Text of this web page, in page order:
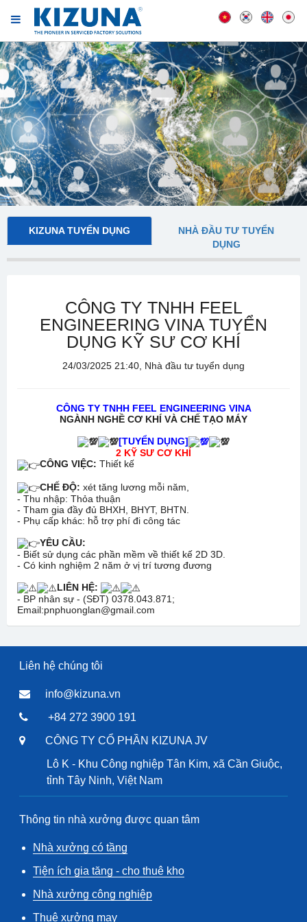
KIZUNA TUYỂN DỤNG
NHÀ ĐẦU TƯ TUYỂN
DỤNG
CÔNG TY TNHH FEEL
ENGINEERING VINA TUYỂN
DỤNG KỸ SƯ CƠ KHÍ
24/03/2025 21:40, Nhà đầu tư tuyển dụng
CÔNG TY TNHH FEEL ENGINEERING VINA
NGÀNH NGHỀ CƠ KHÍ VÀ CHẾ TẠO MÁY
[TUYỂN DỤNG]
2 KỸ SƯ CƠ KHÍ
CÔNG VIỆC: Thiết kế
CHẾ ĐỘ: xét tăng lương mỗi năm,
- Thu nhập: Thỏa thuận
- Tham gia đầy đủ BHXH, BHYT, BHTN.
- Phụ cấp khác: hỗ trợ phí đi công tác
YÊU CẦU:
- Biết sử dụng các phần mềm về thiết kế 2D 3D.
- Có kinh nghiệm 2 năm ở vị trí tương đương
LIÊN HỆ:
- BP nhân sự - (SĐT) 0378.043.871;
Email:pnphuonglan@gmail.com
Liên hệ chúng tôi
info@kizuna.vn
+84 272 3900 191
CÔNG TY CỔ PHẦN KIZUNA JV
Lô K - Khu Công nghiệp Tân Kim, xã Cần Giuộc,
tỉnh Tây Ninh, Việt Nam
Thông tin nhà xưởng được quan tâm
Nhà xưởng có tầng
Tiện ích gia tăng - cho thuê kho
Nhà xưởng công nghiệp
Thuê xưởng may